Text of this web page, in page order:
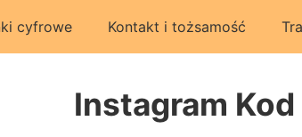
cyfrowe Kontakt i tożsamość
Instagram Kod